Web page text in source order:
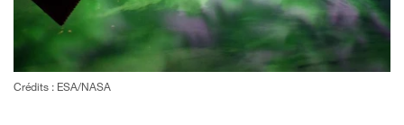
Crédits : ESA/NASA